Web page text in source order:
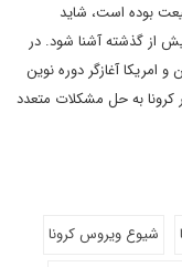
بوده است، شاید
از گذشته آشنا شود. در
امریکا آغازگر دوره نوین
کرونا به حل مشکلات متعدد
شیوع ویروس کرونا